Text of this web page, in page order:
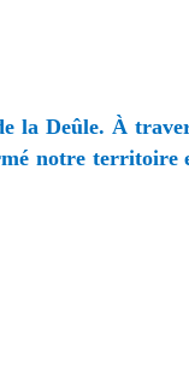
la Deûle. À
notre territoire